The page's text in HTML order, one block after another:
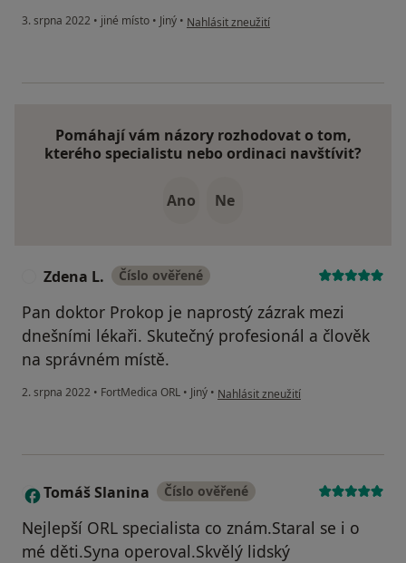
3. srpna 2022 • jiné místo • Jiný • podle názoru uživatele Sarka
Nahlásit zneužití
Pomáhají vám názory rozhodovat o tom,
kterého specialistu nebo ordinaci navštívit?
Ano Ne
Zdena L. Číslo ověřené
Pan doktor Prokop je naprostý zázrak mezi
dnešními lékaři. Skutečný profesionál a člověk
na správném místě.
2. srpna 2022 • FortMedica ORL • Jiný • podle názoru uživatele Zdena L.
Nahlásit zneužití
T Tomáš Slanina Číslo ověřené
Nejlepší ORL specialista co znám.Staral se i o
mé děti.Syna operoval.Skvělý lidský